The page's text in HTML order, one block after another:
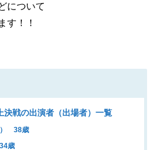
について
す！！
決戦の出演者（出場者）一覧
） 38歳
歳